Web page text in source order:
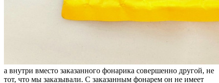
а внутри вместо заказанного фонарика совершенно другой, не
тот, что мы заказывали. С заказанным фонарем он не имеет